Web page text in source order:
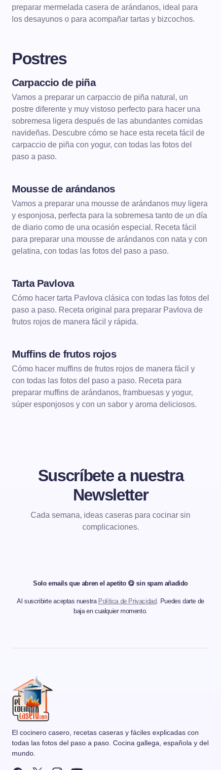
preparar mermelada casera de arándanos, ideal para
los desayunos o para acompañar tartas y bizcochos.
Postres
Carpaccio de piña
Vamos a preparar un carpaccio de piña natural, un
postre diferente y muy vistoso perfecto para hacer una
sobremesa ligera después de las abundantes comidas
navideñas. Descubre cómo se hace esta receta fácil de
carpaccio de piña con yogur, con todas las fotos del
paso a paso.
Mousse de arándanos
Vamos a preparar una mousse de arándanos muy ligera
y esponjosa, perfecta para la sobremesa tanto de un día
de diario como de una ocasión especial. Receta fácil
para preparar una mousse de arándanos con nata y con
gelatina, con todas las fotos del paso a paso.
Tarta Pavlova
Cómo hacer tarta Pavlova clásica con todas las fotos del
paso a paso. Receta original para preparar Pavlova de
frutos rojos de manera fácil y rápida.
Muffins de frutos rojos
Cómo hacer muffins de frutos rojos de manera fácil y
con todas las fotos del paso a paso. Receta para
preparar muffins de arándanos, frambuesas y yogur,
súper esponjosos y con un sabor y aroma deliciosos.
Suscríbete a nuestra
Newsletter
Cada semana, ideas caseras para cocinar sin
complicaciones.
Solo emails que abren el apetito 😋 sin spam añadido
Al suscribirte aceptas nuestra Política de Privacidad. Puedes darte de
baja en cualquier momento.
El cocinero casero, recetas caseras y fáciles explicadas con
todas las fotos del paso a paso. Cocina gallega, española y del
mundo.